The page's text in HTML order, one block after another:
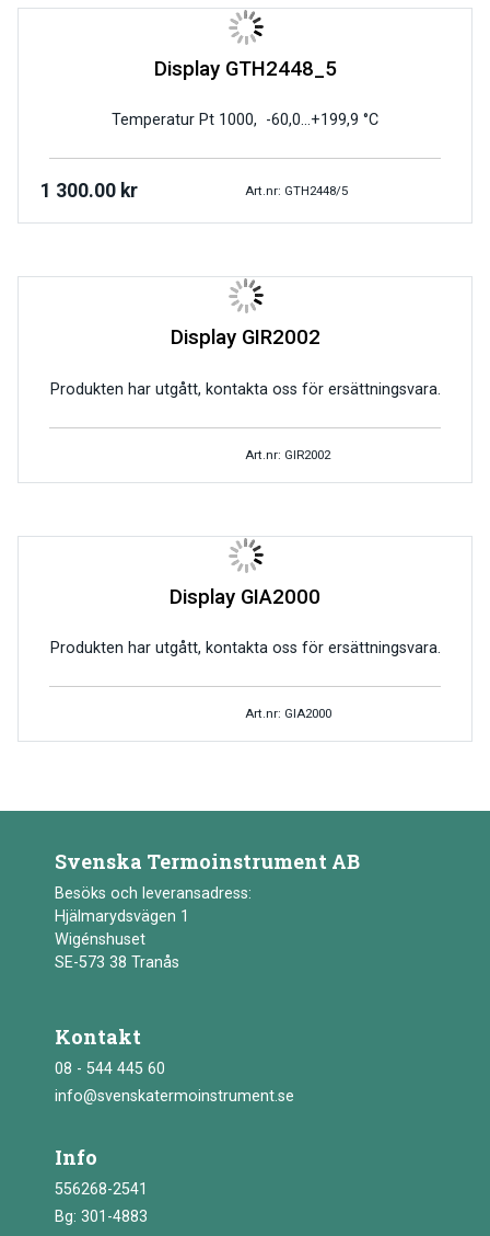
Display GTH2448_5
Temperatur Pt 1000, -60,0…+199,9 °C
1 300.00 kr Art.nr: GTH2448/5
Display GIR2002
Produkten har utgått, kontakta oss för ersättningsvara.
Art.nr: GIR2002
Display GIA2000
Produkten har utgått, kontakta oss för ersättningsvara.
Art.nr: GIA2000
Svenska Termoinstrument AB
Besöks och leveransadress:
Hjälmarydsvägen 1
Wigénshuset
SE-573 38 Tranås
Kontakt
08 - 544 445 60
info@svenskatermoinstrument.se
Info
556268-2541
Bg: 301-4883